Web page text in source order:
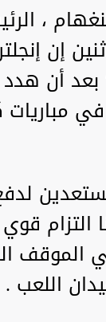
،
إن
بعد أن
التزام
الموقف
اللعب .